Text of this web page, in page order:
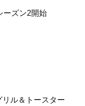
ーズン2開始
ル＆トースター